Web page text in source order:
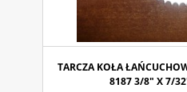
TARCZA KOŁA
8187 3/8" X 7/